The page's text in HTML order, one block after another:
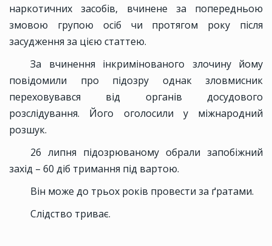
наркотичних засобів, вчинене за попередньою
змовою групою осіб чи протягом року після
засудження за цією статтею.
За вчинення інкримінованого злочину йому
повідомили про підозру однак зловмисник
переховувався від органів досудового
розслідування. Його оголосили у міжнародний
розшук.
26 липня підозрюваному обрали запобіжний
захід – 60 діб тримання під вартою.
Він може до трьох років провести за ґратами.
Слідство триває.